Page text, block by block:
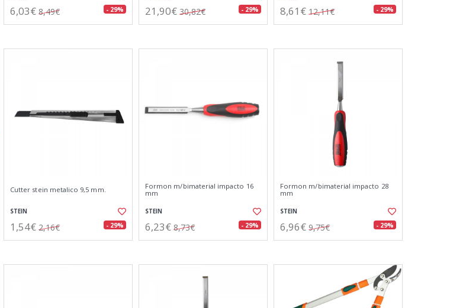
6,03€ 8,49€ - 29% 21,90€ 30,82€ - 29% 8,61€ 12,11€ - 29%
Cutter stein metalico 9,5 mm.
STEIN
1,54€ 2,16€ - 29%
Formon m/bimaterial impacto 16
mm
STEIN
6,23€ 8,73€ - 29%
Formon m/bimaterial impacto 28
mm
STEIN
6,96€ 9,75€ - 29%